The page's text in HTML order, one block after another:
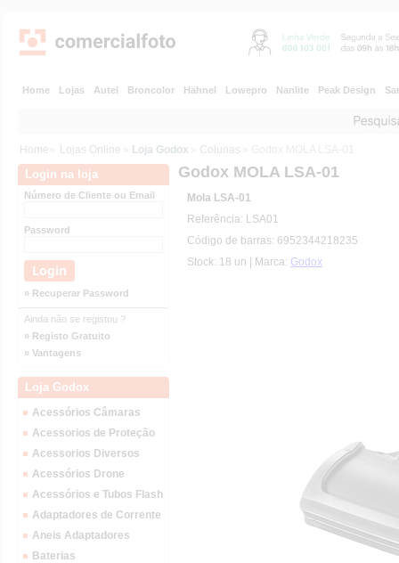
Home Lojas Autel Broncolor Hähnel Lowepro Nanlite Peak Design
Home » Lojas Online » Loja Godox » Colunas » Godox MOLA LSA-01
Login na loja
Número de Cliente ou Email
Password
» Recuperar Password
Ainda não se registou ?
» Registo Gratuito
» Vantagens
Loja Godox
Acessórios Câmaras
Acessorios de Proteção
Acessorios Diversos
Acessórios Drone
Acessórios e Tubos Flash
Adaptadores de Corrente
Aneis Adaptadores
Baterias
Godox MOLA LSA-01
Mola LSA-01
Referência: LSA01
Código de barras: 6952344218235
Stock: 18 un | Marca: Godox